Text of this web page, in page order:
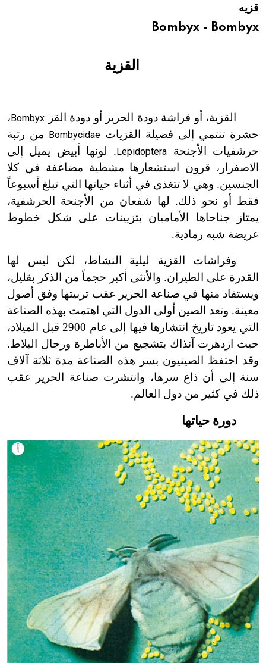
قزيه
Bombyx - Bombyx
القزية
القزية، أو فراشة دودة الحرير أو دودة القز Bombyx ،
حشرة تنتمي إلى فصيلة القزيات Bombycidae
من رتبة
حرشفيات الأجنحة Lepidoptera . لونها أبيض يميل إلى
الاصفرار، قرون استشعارها مشطية مضاعفة في كلا
الجنسين. وهي لا تتغذى في أثناء حياتها التي تبلغ أسبوعاً
فقط أو نحو ذلك. لها شفعان من الأجنحة الحرشفية،
يمتاز جناحاها الأماميان بتزيينات على شكل خطوط
عريضة شبه رمادية.
وفراشات القزية ليلية النشاط، لكن ليس لها
القدرة على الطيران. والأنثى أكبر حجماً من الذكر بقليل،
ويستفاد منها في صناعة الحرير عقب تربيتها وفق أصول
معينة. وتعد الصين أولى الدول التي اهتمت بهذه الصناعة
التي يعود تاريخ انتشارها فيها إلى عام 2900 قبل الميلاد،
حيث ازدهرت آنذاك بتشجيع من الأباطرة ورجال البلاط.
وقد احتفظ الصينيون بسر هذه الصناعة مدة ثلاثة آلاف
سنة إلى أن ذاع سرها، وانتشرت صناعة الحرير عقب
ذلك في كثير من دول العالم.
دورة حياتها